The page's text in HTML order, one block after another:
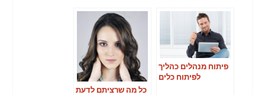
פיתוח מנהלים כהליך
לפיתוח כלים
כל מה שרציתם לדעת